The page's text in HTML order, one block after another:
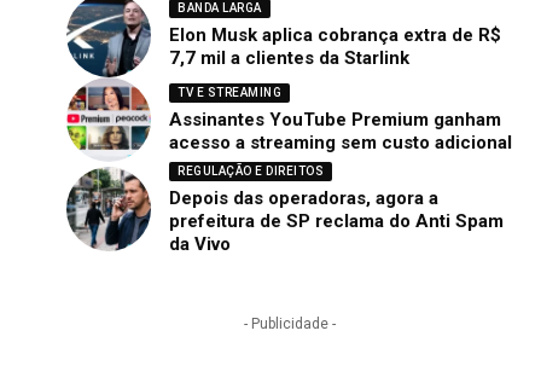
BANDA LARGA
Elon Musk aplica cobrança extra de R$
7,7 mil a clientes da Starlink
TV E STREAMING
Assinantes YouTube Premium ganham
acesso a streaming sem custo adicional
REGULAÇÃO E DIREITOS
Depois das operadoras, agora a
prefeitura de SP reclama do Anti Spam
da Vivo
- Publicidade -